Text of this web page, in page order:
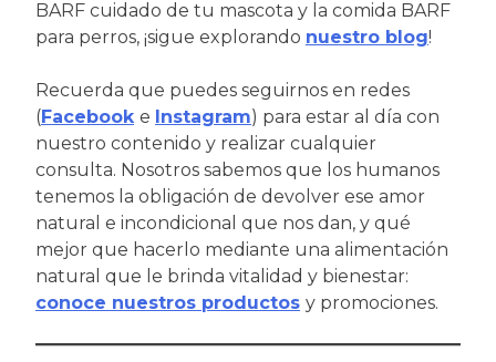
BARF cuidado de tu mascota y la comida BARF
para perros, ¡sigue explorando nuestro blog!
Recuerda que puedes seguirnos en redes
(Facebook e Instagram) para estar al día con
nuestro contenido y realizar cualquier
consulta. Nosotros sabemos que los humanos
tenemos la obligación de devolver ese amor
natural e incondicional que nos dan, y qué
mejor que hacerlo mediante una alimentación
natural que le brinda vitalidad y bienestar:
conoce nuestros productos y promociones.